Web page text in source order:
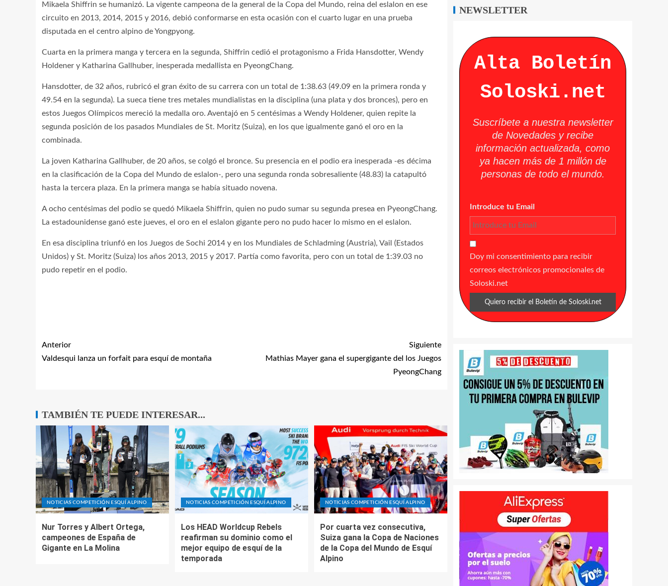
Mikaela Shiffrin se humanizó. La vigente campeona de la general de la Copa del Mundo, reina del eslalon en ese
circuito en 2013, 2014, 2015 y 2016, debió conformarse en esta ocasión con el cuarto lugar en una prueba
disputada en el centro alpino de Yongpyong.
Cuarta en la primera manga y tercera en la segunda, Shiffrin cedió el protagonismo a Frida Hansdotter, Wendy
Holdener y Katharina Gallhuber, inesperada medallista en PyeongChang.
Hansdotter, de 32 años, rubricó el gran éxito de su carrera con un total de 1:38.63 (49.09 en la primera ronda y
49.54 en la segunda). La sueca tiene tres metales mundialistas en la disciplina (una plata y dos bronces), pero en
estos Juegos Olímpicos mereció la medalla oro. Aventajó en 5 centésimas a Wendy Holdener, quien repite la
segunda posición de los pasados Mundiales de St. Moritz (Suiza), en los que igualmente ganó el oro en la
combinada.
La joven Katharina Gallhuber, de 20 años, se colgó el bronce. Su presencia en el podio era inesperada -es décima
en la clasificación de la Copa del Mundo de eslalon-, pero una segunda ronda sobresaliente (48.83) la catapultó
hasta la tercera plaza. En la primera manga se había situado novena.
A ocho centésimas del podio se quedó Mikaela Shiffrin, quien no pudo sumar su segunda presea en PyeongChang.
La estadounidense ganó este jueves, el oro en el eslalon gigante pero no pudo hacer lo mismo en el eslalon.
En esa disciplina triunfó en los Juegos de Sochi 2014 y en los Mundiales de Schladming (Austria), Vail (Estados
Unidos) y St. Moritz (Suiza) los años 2013, 2015 y 2017. Partía como favorita, pero con un total de 1:39.03 no
pudo repetir en el podio.
Anterior
Valdesqui lanza un forfait para esquí de montaña
Siguiente
Mathias Mayer gana el supergigante del los Juegos
PyeongChang
TAMBIÉN TE PUEDE INTERESAR...
NOTICIAS COMPETICIÓN ESQUÍ ALPINO
Nur Torres y Albert Ortega,
campeones de España de
Gigante en La Molina
NOTICIAS COMPETICIÓN ESQUÍ ALPINO
Los HEAD Worldcup Rebels
reafirman su dominio como el
mejor equipo de esquí de la
temporada
NOTICIAS COMPETICIÓN ESQUÍ ALPINO
Por cuarta vez consecutiva,
Suiza gana la Copa de Naciones
de la Copa del Mundo de Esquí
Alpino
NEWSLETTER
Alta Boletín
Soloski.net
Suscríbete a nuestra newsletter
de Novedades y recibe
información actualizada, como
ya hacen más de 1 millón de
personas de todo el mundo.
Introduce tu Email
Doy mi consentimiento para recibir
correos electrónicos promocionales de
Soloski.net